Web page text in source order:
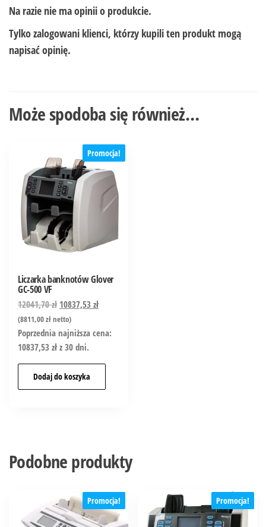
Na razie nie ma opinii o produkcie.
Tylko zalogowani klienci, którzy kupili ten produkt mogą
napisać opinię.
Może spodoba się również…
Promocja!
Liczarka banknotów Glover
GC-500 VF
12041,70zł 10837,53zł
(8811,00złnetto)
Poprzednia najniższa cena:
10837,53złz 30 dni.
Dodaj do koszyka
Podobne produkty
Promocja! Promocja!